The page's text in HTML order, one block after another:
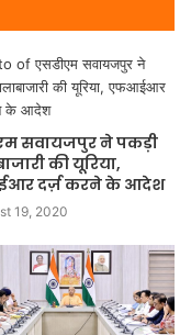
सवायजपुर ने पकड़ी
की यूरिया,
दर्ज़ करने के आदेश
19, 2020